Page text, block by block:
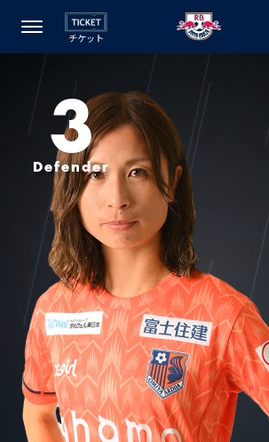
チケット
3
Defender